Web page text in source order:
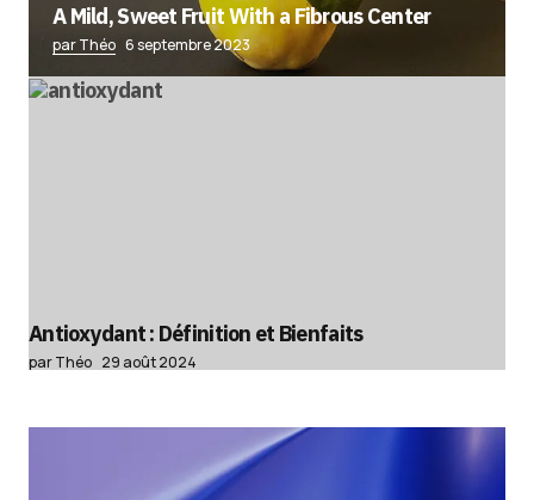
A Mild, Sweet Fruit With a Fibrous Center
par Théo 6 septembre 2023
Antioxydant : Définition et Bienfaits
par Théo 29 août 2024